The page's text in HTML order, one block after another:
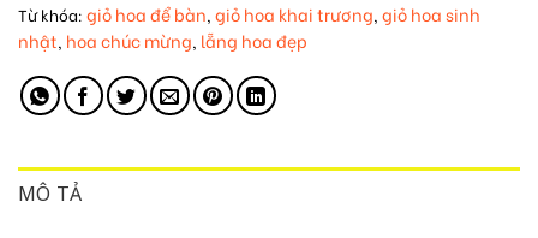
Từ khóa: giỏ hoa để bàn, giỏ hoa khai trương, giỏ hoa sinh
nhật, hoa chúc mừng, lẵng hoa đẹp
MÔ TẢ